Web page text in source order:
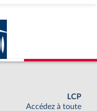
LCP
Accédez à toute